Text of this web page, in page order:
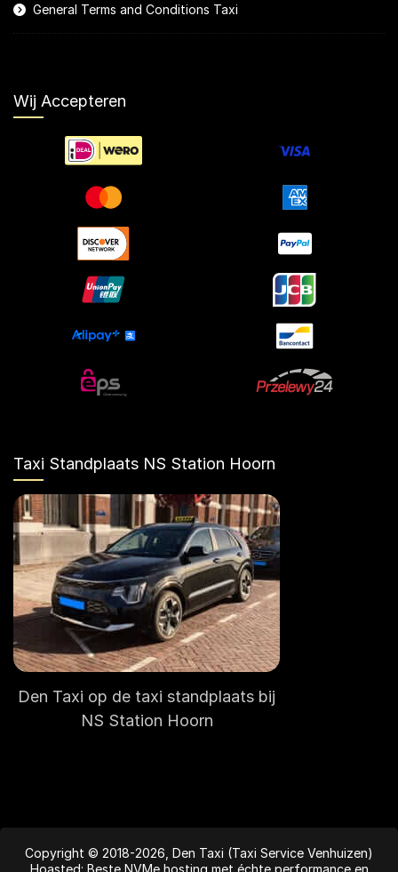
General Terms and Conditions Taxi
Wij Accepteren
Taxi Standplaats NS Station Hoorn
Den Taxi op de taxi standplaats bij
NS Station Hoorn
Copyright © 2018-2026, Den Taxi (Taxi Service Venhuizen)